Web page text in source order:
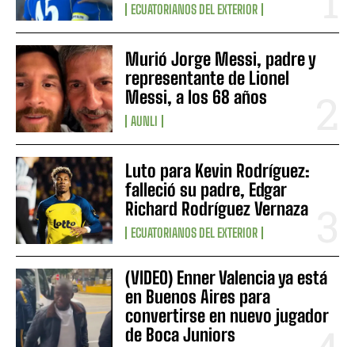
ECUATORIANOS DEL EXTERIOR
Murió Jorge Messi, padre y
representante de Lionel
Messi, a los 68 años
AUNLI
Luto para Kevin Rodríguez:
falleció su padre, Edgar
Richard Rodríguez Vernaza
ECUATORIANOS DEL EXTERIOR
(VIDEO) Enner Valencia ya está
en Buenos Aires para
convertirse en nuevo jugador
de Boca Juniors